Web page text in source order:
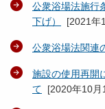
公衆浴場法施行
下げ）
[2021年
公衆浴場法関連
施設の使用再開
て [2020年10月